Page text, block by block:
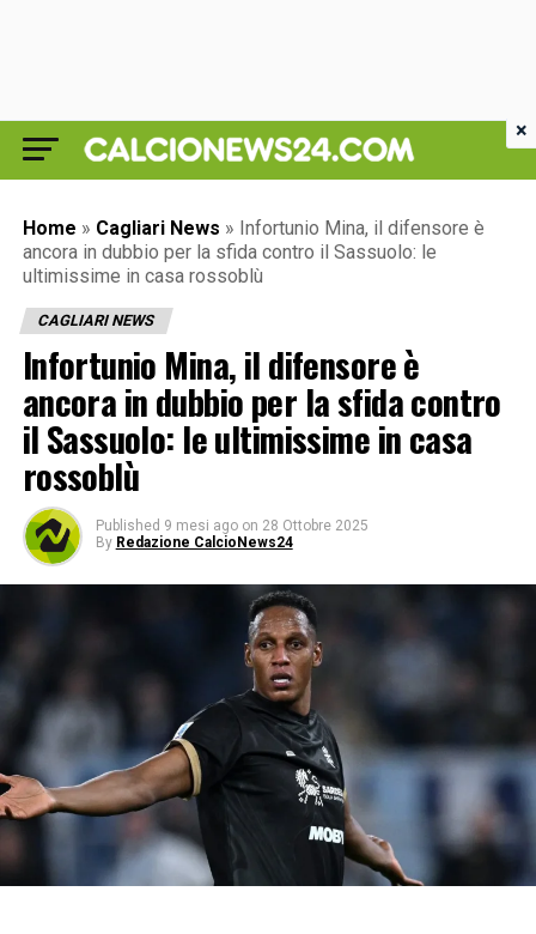
Home » Cagliari News » Infortunio Mina, il difensore è
ancora in dubbio per la sfida contro il Sassuolo: le
ultimissime in casa rossoblù
CAGLIARI NEWS
Infortunio Mina, il difensore è
ancora in dubbio per la sfida contro
il Sassuolo: le ultimissime in casa
rossoblù
Published 9 mesi ago on 28 Ottobre 2025
By Redazione CalcioNews24
×